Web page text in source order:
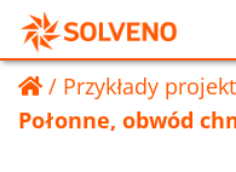
/ Przykłady
Połonne, obwód